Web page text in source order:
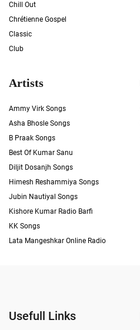
Chill Out
Chrétienne Gospel
Classic
Club
Artists
Ammy Virk Songs
Asha Bhosle Songs
B Praak Songs
Best Of Kumar Sanu
Diljit Dosanjh Songs
Himesh Reshammiya Songs
Jubin Nautiyal Songs
Kishore Kumar Radio Barfi
KK Songs
Lata Mangeshkar Online Radio
Usefull Links